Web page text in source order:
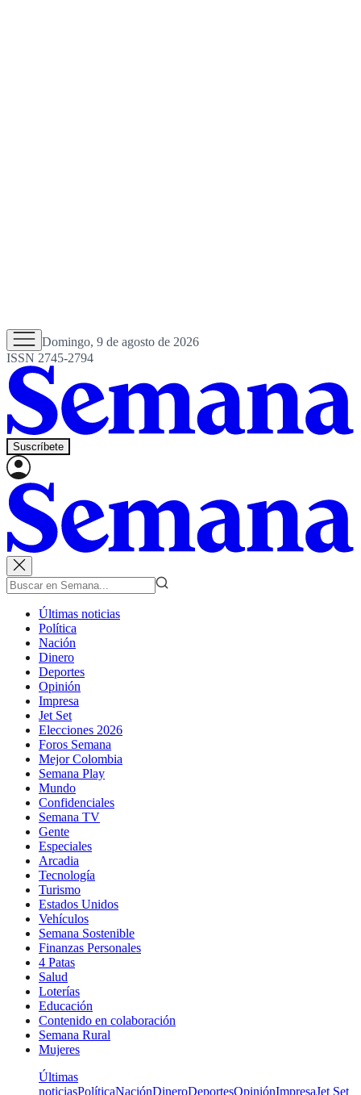
Domingo, 9 de agosto de 2026
ISSN 2745-2794
Suscríbete
Últimas noticias
Política
Nación
Dinero
Deportes
Opinión
Impresa
Jet Set
Elecciones 2026
Foros Semana
Mejor Colombia
Semana Play
Mundo
Confidenciales
Semana TV
Gente
Especiales
Arcadia
Tecnología
Turismo
Estados Unidos
Vehículos
Semana Sostenible
Finanzas Personales
4 Patas
Salud
Loterías
Educación
Contenido en colaboración
Semana Rural
Mujeres
Últimas
noticiasPolíticaNaciónDineroDeportesOpiniónImpresaJet Set